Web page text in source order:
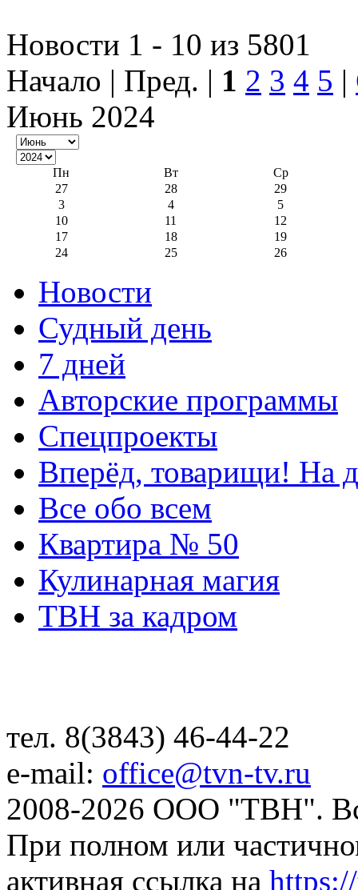
Новости 1 - 10 из 5801
Начало | Пред. | 1 2 3 4 5 |
Июнь 2024
Пн Вт
Ср
27
28
29
3
4
5
10
11
12
17
18
19
24
25 26
Новости
Судный день
7 дней
Авторские программы
Спецпроекты
Вперёд, товарищи! На
Все обо всем
Квартира № 50
Кулинарная магия
ТВН за кадром
тел. 8(3843) 46-44-22
e-mail: office@tvn-tv.ru
2008-2026 ООО "ТВН".
При полном или
активная ссылка на